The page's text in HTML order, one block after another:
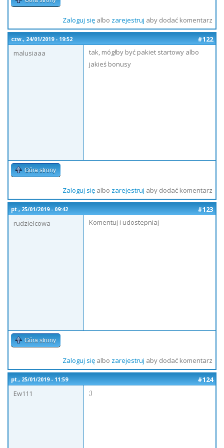
Zaloguj sięalbo zarejestruj aby dodać komentarz
czw., 24/01/2019 - 19:52
#122
malusiaaa
tak, mógłby być pakiet startowy albo
jakieś bonusy
Góra strony
Zaloguj sięalbo zarejestruj aby dodać komentarz
pt., 25/01/2019 - 09:42
#123
rudzielcowa
Komentuj i udostepniaj
Góra strony
Zaloguj sięalbo zarejestruj aby dodać komentarz
pt., 25/01/2019 - 11:59
#124
Ew111
;)